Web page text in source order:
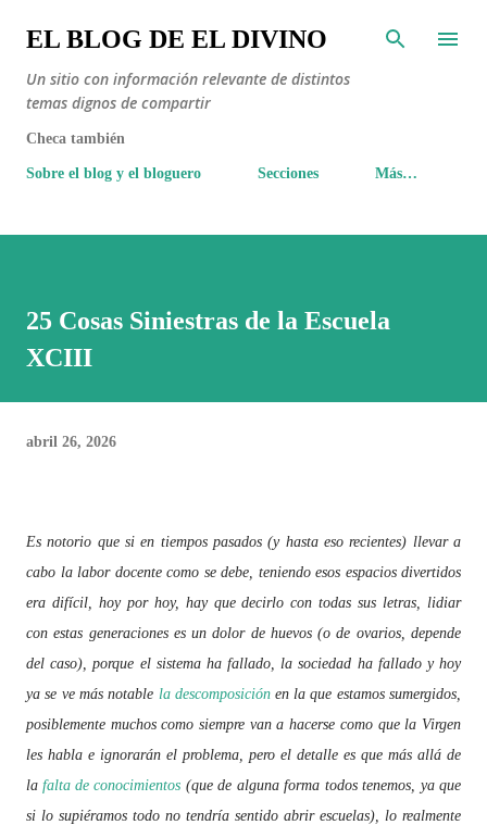
Ir al contenido principal
EL BLOG DE EL DIVINO
Un sitio con información relevante de distintos
temas dignos de compartir
Checa también
Sobre el blog y el bloguero Secciones Más…
25 Cosas Siniestras de la Escuela
XCIII
abril 26, 2026
Es notorio que si en tiempos pasados (y hasta eso recientes) llevar a
cabo la labor docente como se debe, teniendo esos espacios divertidos
era difícil, hoy por hoy, hay que decirlo con todas sus letras, lidiar
con estas generaciones es un dolor de huevos (o de ovarios, depende
del caso), porque el sistema ha fallado, la sociedad ha fallado y hoy
ya se ve más notable la descomposiciónen la que estamos sumergidos,
posiblemente muchos como siempre van a hacerse como que la Virgen
les habla e ignorarán el problema, pero el detalle es que más allá de
lafalta de conocimientos (que de alguna forma todos tenemos, ya que
si lo supiéramos todo no tendría sentido abrir escuelas), lo realmente